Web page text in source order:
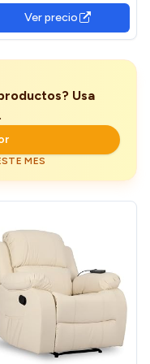
de Intensidad 1
Bolsillo Lateral y
Tapizado en
Ver precio
Usa
MES